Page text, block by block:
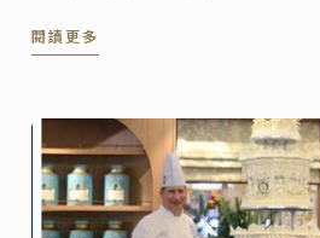
巨額收益，2017年7月底，我們總
閱讀更多